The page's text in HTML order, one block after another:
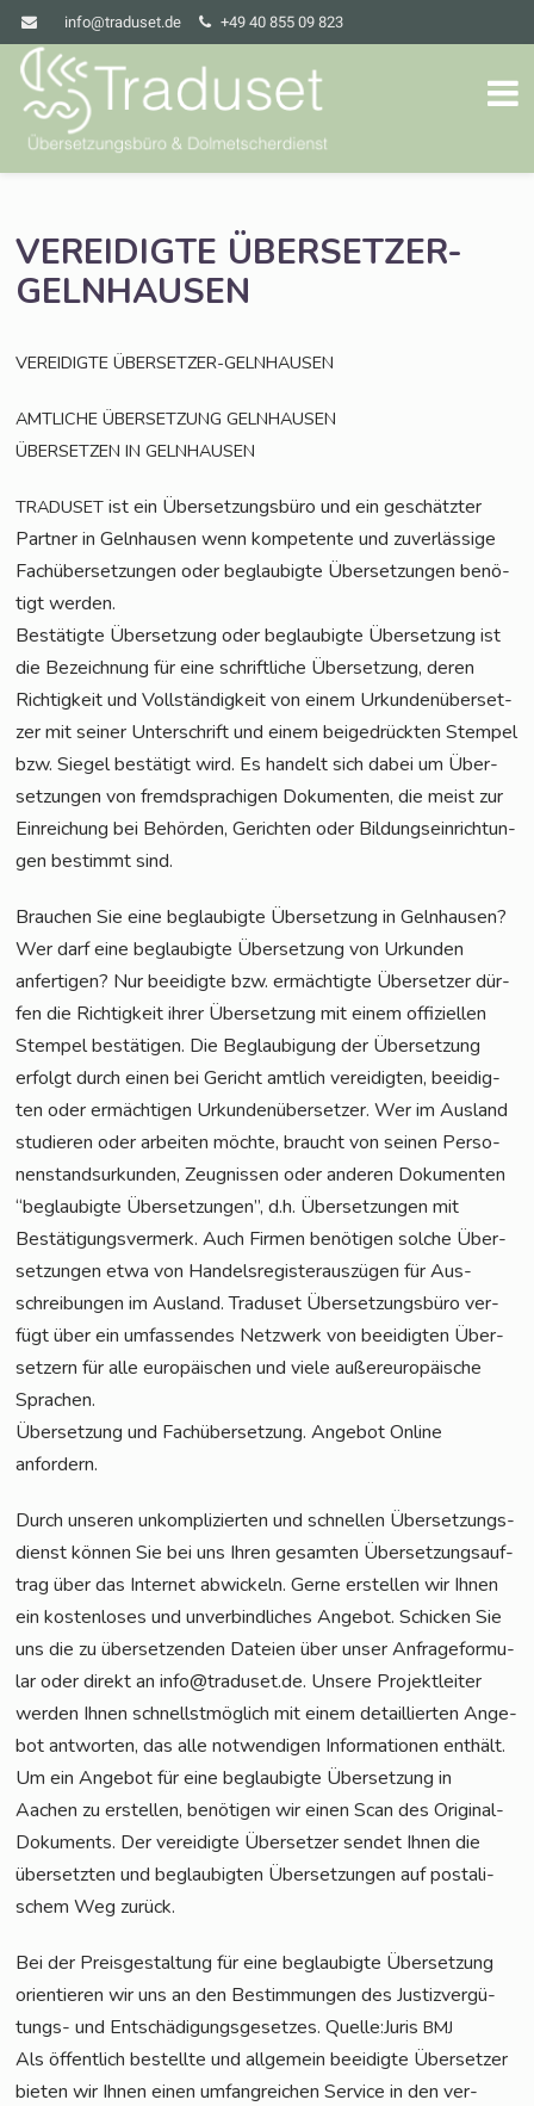
info@traduset.de +49 40 855 09 823
VEREIDIGTE ÜBERSETZER-
GELNHAUSEN
VEREIDIGTE ÜBERSETZER-GELNHAUSEN
AMTLICHE ÜBERSETZUNG GELNHAUSEN
ÜBERSETZEN IN GELNHAUSEN
TRADUSET ist ein Über­set­zungs­bü­ro und ein geschätz­ter
Part­ner in Geln­hau­sen wenn kom­pe­ten­te und zuver­läs­si­ge
Fach­über­set­zun­gen oder beglau­big­te Über­set­zun­gen benö­
tigt werden.
Bestä­tig­te Über­set­zung oder beglau­big­te Über­set­zung ist
die Bezeich­nung für eine schrift­li­che Über­set­zung, deren
Rich­tig­keit und Voll­stän­dig­keit von einem Urkun­den­über­set­
zer mit sei­ner Unter­schrift und einem bei­gedrück­ten Stem­pel
bzw. Sie­gel bestä­tigt wird. Es han­delt sich dabei um Über­
set­zun­gen von fremd­spra­chi­gen Doku­men­ten, die meist zur
Ein­rei­chung bei Behör­den, Gerich­ten oder Bil­dungs­ein­rich­tun­
gen bestimmt sind.
Brau­chen Sie eine beglau­big­te Über­set­zung in Geln­hau­sen?
Wer darf eine beglau­big­te Über­set­zung von Urkun­den
anfer­ti­gen? Nur beei­dig­te bzw. ermäch­tig­te Über­set­zer dür­
fen die Rich­tig­keit ihrer Über­set­zung mit einem offi­zi­el­len
Stem­pel bestä­ti­gen. Die Beglau­bi­gung der Über­set­zung
erfolgt durch einen bei Gericht amt­lich ver­ei­dig­ten, beei­dig­
ten oder ermäch­ti­gen Urkun­den­über­set­zer. Wer im Aus­land
stu­die­ren oder arbei­ten möch­te, braucht von sei­nen Per­so­
nen­stand­sur­kun­den, Zeug­nis­sen oder ande­ren Doku­men­ten
“beglau­big­te Über­set­zun­gen”, d.h. Über­set­zun­gen mit
Bestä­ti­gungs­ver­merk. Auch Fir­men benö­ti­gen sol­che Über­
set­zun­gen etwa von Han­dels­re­gis­ter­aus­zü­gen für Aus­
schrei­bun­gen im Aus­land. Tra­du­set Über­set­zungs­bü­ro ver­
fügt über ein umfas­sen­des Netz­werk von beei­dig­ten Über­
set­zern für alle euro­päi­schen und vie­le außer­eu­ro­päi­sche
Sprachen.
Über­set­zung und Fach­über­set­zung. Ange­bot Online
anfordern.
Durch unse­ren unkom­pli­zier­ten und schnel­len Über­set­zungs­
dienst kön­nen Sie bei uns Ihren gesam­ten Über­set­zungs­auf­
trag über das Inter­net abwi­ckeln. Ger­ne erstel­len wir Ihnen
ein kos­ten­lo­ses und unver­bind­li­ches Ange­bot. Schi­cken Sie
uns die zu über­set­zen­den Datei­en über unser Anfra­ge­for­mu­
lar oder direkt an info@traduset.de. Unse­re Pro­jekt­lei­ter
wer­den Ihnen schnellst­mög­lich mit einem detail­lier­ten Ange­
bot ant­wor­ten, das alle not­wen­di­gen Infor­ma­tio­nen ent­hält.
Um ein Ange­bot für eine beglau­big­te Über­set­zung in
Aachen zu erstel­len, benö­ti­gen wir einen Scan des Ori­gi­nal-
Doku­ments. Der ver­ei­dig­te Über­set­zer sen­det Ihnen die
über­setz­ten und beglau­big­ten Über­set­zun­gen auf pos­ta­li­
schem Weg zurück.
Bei der Preis­ge­stal­tung für eine beglau­big­te Über­set­zung
ori­en­tie­ren wir uns an den Bestim­mun­gen des Jus­tiz­ver­gü­
tungs- und Ent­schä­di­gungs­ge­set­zes. Quelle:JurisBMJ
Als öffent­lich bestell­te und all­ge­mein beei­dig­te Über­set­zer
bie­ten wir Ihnen einen umfang­rei­chen Ser­vice in den ver­